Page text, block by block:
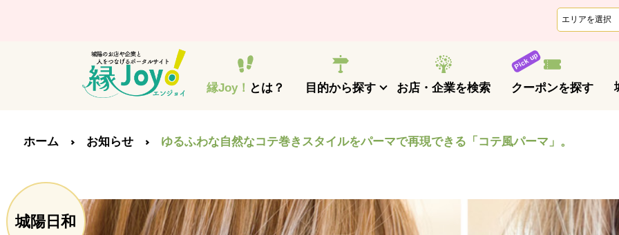
縁Joy！ とは？ 目的から探す お店・企業を検索 クーポンを探す
ホーム お知らせ ゆるふわな自然なコテ巻きスタイルをパーマで再現できる「コテ風パーマ」。
城陽日和